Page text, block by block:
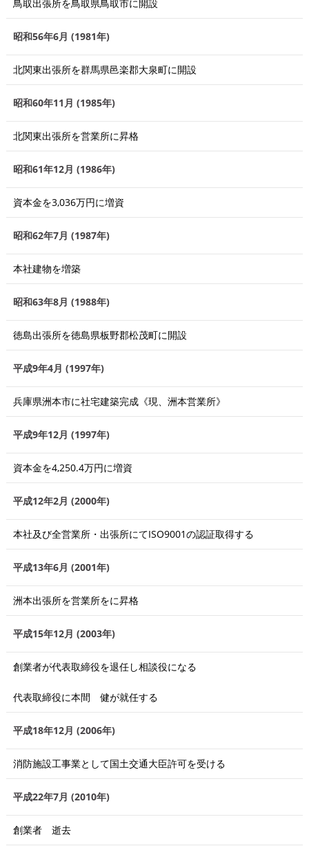
鳥取出張所を鳥取県鳥取市に開設
昭和56年6月 (1981年)
北関東出張所を群馬県邑楽郡大泉町に開設
昭和60年11月 (1985年)
北関東出張所を営業所に昇格
昭和61年12月 (1986年)
資本金を3,036万円に増資
昭和62年7月 (1987年)
本社建物を増築
昭和63年8月 (1988年)
徳島出張所を徳島県板野郡松茂町に開設
平成9年4月 (1997年)
兵庫県洲本市に社宅建築完成《現、洲本営業所》
平成9年12月 (1997年)
資本金を4,250.4万円に増資
平成12年2月 (2000年)
本社及び全営業所・出張所にてISO9001の認証取得する
平成13年6月 (2001年)
洲本出張所を営業所をに昇格
平成15年12月 (2003年)
創業者が代表取締役を退任し相談役になる
代表取締役に本間 健が就任する
平成18年12月 (2006年)
消防施設工事業として国土交通大臣許可を受ける
平成22年7月 (2010年)
創業者 逝去